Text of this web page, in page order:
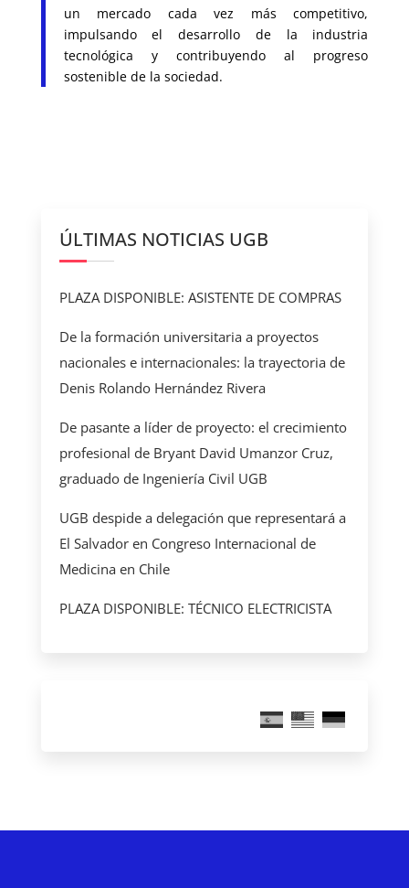
un mercado cada vez más competitivo,
impulsando el desarrollo de la industria
tecnológica y contribuyendo al progreso
sostenible de la sociedad.
ÚLTIMAS NOTICIAS UGB
PLAZA DISPONIBLE: ASISTENTE DE COMPRAS
De la formación universitaria a proyectos
nacionales e internacionales: la trayectoria de
Denis Rolando Hernández Rivera
De pasante a líder de proyecto: el crecimiento
profesional de Bryant David Umanzor Cruz,
graduado de Ingeniería Civil UGB
UGB despide a delegación que representará a
El Salvador en Congreso Internacional de
Medicina en Chile
PLAZA DISPONIBLE: TÉCNICO ELECTRICISTA